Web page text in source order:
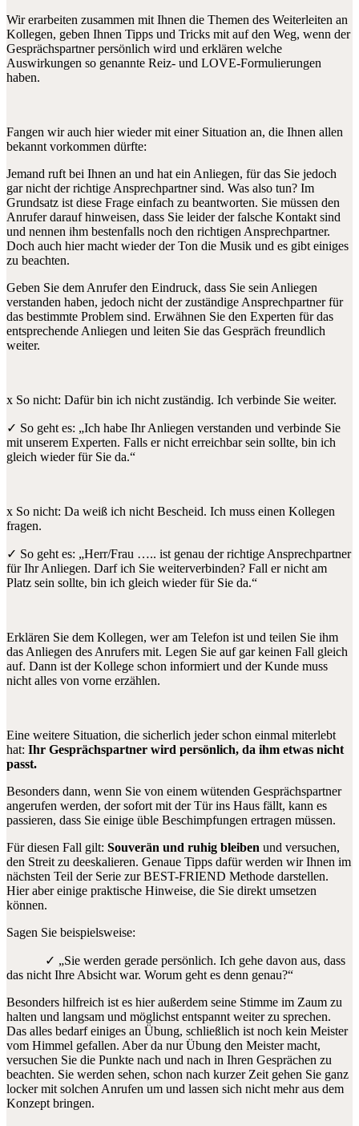
Wir erarbeiten zusammen mit Ihnen die Themen des Weiterleiten an
Kollegen, geben Ihnen Tipps und Tricks mit auf den Weg, wenn der
Gesprächspartner persönlich wird und erklären welche
Auswirkungen so genannte Reiz- und LOVE-Formulierungen
haben.
Fangen wir auch hier wieder mit einer Situation an, die Ihnen allen
bekannt vorkommen dürfte:
Jemand ruft bei Ihnen an und hat ein Anliegen, für das Sie jedoch
gar nicht der richtige Ansprechpartner sind. Was also tun? Im
Grundsatz ist diese Frage einfach zu beantworten. Sie müssen den
Anrufer darauf hinweisen, dass Sie leider der falsche Kontakt sind
und nennen ihm bestenfalls noch den richtigen Ansprechpartner.
Doch auch hier macht wieder der Ton die Musik und es gibt einiges
zu beachten.
Geben Sie dem Anrufer den Eindruck, dass Sie sein Anliegen
verstanden haben, jedoch nicht der zuständige Ansprechpartner für
das bestimmte Problem sind. Erwähnen Sie den Experten für das
entsprechende Anliegen und leiten Sie das Gespräch freundlich
weiter.
x So nicht: Dafür bin ich nicht zuständig. Ich verbinde Sie weiter.
✓ So geht es: „Ich habe Ihr Anliegen verstanden und verbinde Sie
mit unserem Experten. Falls er nicht erreichbar sein sollte, bin ich
gleich wieder für Sie da.“
x So nicht: Da weiß ich nicht Bescheid. Ich muss einen Kollegen
fragen.
✓ So geht es: „Herr/Frau ….. ist genau der richtige Ansprechpartner
für Ihr Anliegen. Darf ich Sie weiterverbinden? Fall er nicht am
Platz sein sollte, bin ich gleich wieder für Sie da.“
Erklären Sie dem Kollegen, wer am Telefon ist und teilen Sie ihm
das Anliegen des Anrufers mit. Legen Sie auf gar keinen Fall gleich
auf. Dann ist der Kollege schon informiert und der Kunde muss
nicht alles von vorne erzählen.
Eine weitere Situation, die sicherlich jeder schon einmal miterlebt
hat: Ihr Gesprächspartner wird persönlich, da ihm etwas nicht
passt.
Besonders dann, wenn Sie von einem wütenden Gesprächspartner
angerufen werden, der sofort mit der Tür ins Haus fällt, kann es
passieren, dass Sie einige üble Beschimpfungen ertragen müssen.
Für diesen Fall gilt: Souverän und ruhig bleiben und versuchen,
den Streit zu deeskalieren. Genaue Tipps dafür werden wir Ihnen im
nächsten Teil der Serie zur BEST-FRIEND Methode darstellen.
Hier aber einige praktische Hinweise, die Sie direkt umsetzen
können.
Sagen Sie beispielsweise:
✓ „Sie werden gerade persönlich. Ich gehe davon aus, dass
das nicht Ihre Absicht war. Worum geht es denn genau?“
Besonders hilfreich ist es hier außerdem seine Stimme im Zaum zu
halten und langsam und möglichst entspannt weiter zu sprechen.
Das alles bedarf einiges an Übung, schließlich ist noch kein Meister
vom Himmel gefallen. Aber da nur Übung den Meister macht,
versuchen Sie die Punkte nach und nach in Ihren Gesprächen zu
beachten. Sie werden sehen, schon nach kurzer Zeit gehen Sie ganz
locker mit solchen Anrufen um und lassen sich nicht mehr aus dem
Konzept bringen.